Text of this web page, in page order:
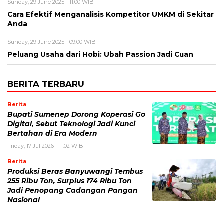
Sunday, 29 June 2025 - 11:00 WIB
Cara Efektif Menganalisis Kompetitor UMKM di Sekitar
Anda
Sunday, 29 June 2025 - 09:00 WIB
Peluang Usaha dari Hobi: Ubah Passion Jadi Cuan
BERITA TERBARU
Berita
Bupati Sumenep Dorong Koperasi Go
Digital, Sebut Teknologi Jadi Kunci
Bertahan di Era Modern
Friday, 17 Jul 2026 - 11:02 WIB
Berita
Produksi Beras Banyuwangi Tembus
255 Ribu Ton, Surplus 174 Ribu Ton
Jadi Penopang Cadangan Pangan
Nasional